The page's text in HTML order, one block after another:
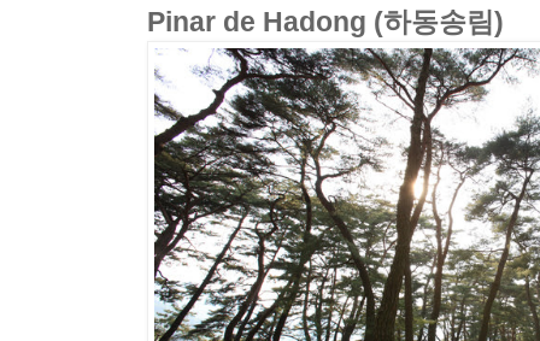
Pinar de Hadong (하동송림)